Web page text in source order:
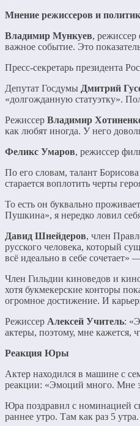
Мнение режиссеров и
Владимир Мункуев,
важное событие. Это
Пресс-секретарь президента
Депутат Госдумы Дмитрий
«долгожданную статуэтку».
Режиссер Владимир
как любят иногда. У него
Феликс Умаров, режиссер
По его словам, талант
старается воплотить черты
То есть он буквально
Пушкина», я нередко ловил
Давид Шнейдеров, член
русского человека, который
всё идеально в себе сочетает»
Член Гильдии киноведов и
хотя букмекерские конторы
огромное достижение. И
Режиссер Алексей Учитель:
актеры, поэтому, мне кажется,
Реакция Юры
Актер находился в машине с
реакции: «Эмоций много. Мне
Юра поздравил с номинацией
раннее утро. Там как раз 5